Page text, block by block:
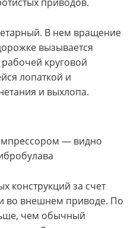
В нем вращение
вызывается
круговой
лопаткой и
и выхлопа.
— видно
конструкций за счет
во внешнем приводе. По
чем обычный